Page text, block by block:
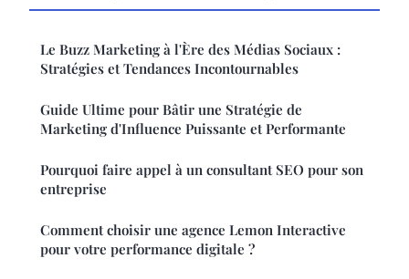
Le Buzz Marketing à l'Ère des Médias Sociaux :
Stratégies et Tendances Incontournables
Guide Ultime pour Bâtir une Stratégie de
Marketing d'Influence Puissante et Performante
Pourquoi faire appel à un consultant SEO pour son
entreprise
Comment choisir une agence Lemon Interactive
pour votre performance digitale ?